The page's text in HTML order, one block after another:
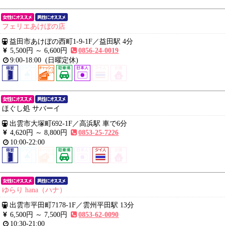
フェリエあけぼの店
益田市あけぼの西町1-9-1F／益田駅 4分
5,500円 ～6,600円
0856-24-0019
9:00-18:00 (日曜定休)
ほぐし処 サバーイ
出雲市大塚町692-1F／高浜駅 車で6分
4,620円 ～8,800円
0853-25-7226
10:00-22:00
ゆらり hana（ハナ）
出雲市平田町7178-1F／雲州平田駅 13分
6,500円 ～ 7,500円
0853-62-0090
10:30-21:00